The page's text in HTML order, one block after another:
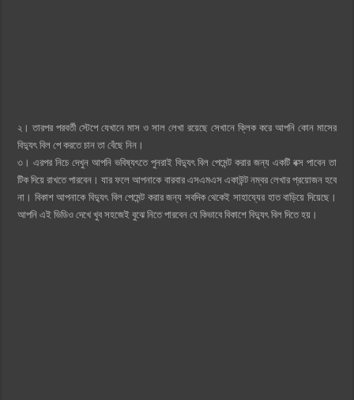
২। তারপর পরবর্তী স্টেপে যেখানে মাস ও সাল লেখা রয়েছে সেখানে ক্লিক করে আপনি কোন মাসের
বিদ্যুৎ বিল পে করতে চান তা বেঁছে নিন।
৩। এরপর নিচে দেখুন আপনি ভবিষ্যৎতে পুনরাই বিদ্যুৎ বিল পেমেন্ট করার জন্য একটি বক্স পাবেন তা
টিক দিয়ে রাখতে পারবেন। যার ফলে আপনাকে বারবার এসএমএস একাউন্ট নম্বর লেখার প্রয়োজন হবে
না। বিকাশ আপনাকে বিদ্যুৎ বিল পেমেন্ট করার জন্য সবদিক থেকেই সাহায্যের হাত বাড়িয়ে দিয়েছে।
আপনি এই ভিডিও দেখে খুব সহজেই বুঝে নিতে পারবেন যে কিভাবে বিকাশে বিদ্যুৎ বিল দিতে হয়।